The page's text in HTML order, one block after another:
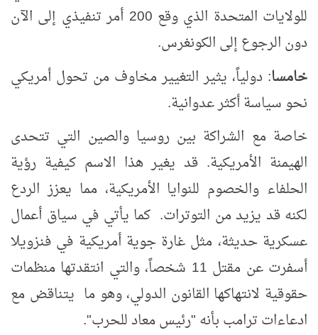
للولايات المتحدة الذي وقع 200 أمر تنفيذي إلى الآن
دون الرجوع إلى الكونغرس.
خامسا: دولياً، يثير التغيير مخاوف من تحول أمريكي
نحو سياسة أكثر عدوانية.
خاصة مع الشراكة بين روسيا والصين التي تتحدى
الهيمنة الأمريكية. قد يغير هذا الاسم كيفية رؤية
الحلفاء والخصوم للنوايا الأمريكية، مما يعزز الردع
لكنه قد يزيد من التوترات. كما يأتي في سياق أعمال
عسكرية حديثة، مثل غارة جوية أمريكية في فنزويلا
أسفرت عن مقتل 11 شخصاً، والتي انتقدتها منظمات
حقوقية لانتهاكها القانون الدولي، وهو ما يتناقض مع
ادعاءات ترامب بأنه "رئيس معاد للحرب".